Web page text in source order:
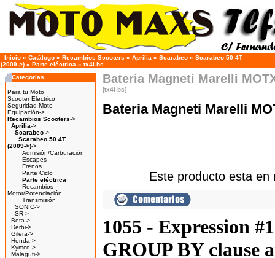
Inicio » Catálogo » Recambios Scooters » Aprilia » Scarabeo » Scarabeo 50 4T
(2009->) » Parte eléctrica » tx4l-bs
Categorias
Para tu Moto
Scooter Electrico
Seguridad Moto
Equipación->
Recambios Scooters->
Aprilia->
Scarabeo->
Scarabeo 50 4T
(2009->)->
Admisión/Carburación
Escapes
Frenos
Parte Ciclo
Parte eléctrica
Recambios
Motor/Potenciación
Transmisión
SONIC->
SR->
Beta->
Derbi->
Gilera->
Honda->
Kymco->
Malaguti->
Bateria Magneti Marelli
[tx4l-bs]
Bateria Magneti Marelli
Este producto esta en
1055 - Expression
GROUP BY clause